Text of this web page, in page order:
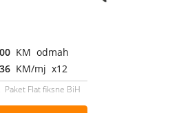
KM odmah
KM/mj x12
Paket Flat fiksne BiH